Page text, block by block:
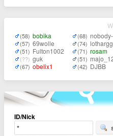
(58) bobika
(57) 69wolle
(51) Fulton1002
(??) guk
(67) obelix1
(68)
(74)
(71) rosam
(51)
(42) DJBB
ID/Nick